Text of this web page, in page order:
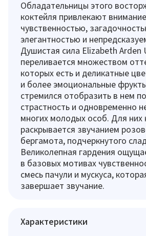
Обладательницы этого
коктейля привлекают
чувственностью,
элегантностью и
Душистая сила Elizabeth Arden
переливается множеством
которых есть и деликатные
и более эмоциональные
стремился отобразить в нем
страстность и одновременно
многих молодых особ. Для них
раскрывается звучанием
бергамота, подчеркнутого
Великолепная гардения
в базовых мотивах
смесь пачули и мускуса,
завершает звучание.
Характеристики